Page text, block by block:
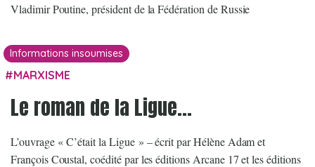
Vladimir Poutine, président de la Fédération de Russie
Informations insoumises
MARXISME
Le roman de la Ligue…
L’ouvrage « C’était la Ligue » – écrit par Hélène Adam et
François Coustal, coédité par les éditions Arcane 17 et les éditions